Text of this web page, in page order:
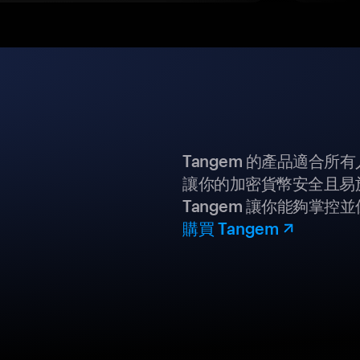
Tangem 的產品適合所
讓你的加密貨幣安全且
Tangem 讓你能夠掌控
購買 Tangem